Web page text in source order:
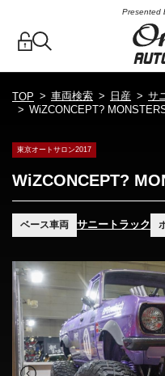
Presented
TOP 車両検索 日産
サ
WiZCONCEPT?
東京オートサロン2017
WiZCONCEPT?
ベース車両 サニートラック